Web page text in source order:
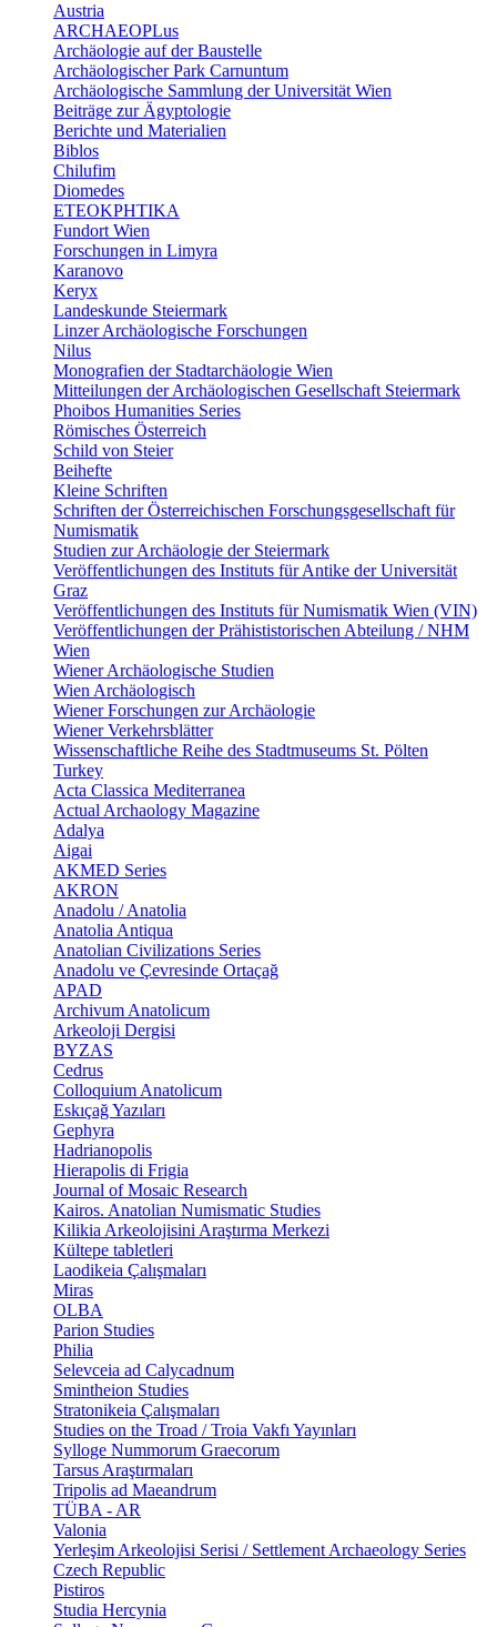
Austria
ARCHAEOPLus
Archäologie auf der Baustelle
Archäologischer Park Carnuntum
Archäologische Sammlung der Universität Wien
Beiträge zur Ägyptologie
Berichte und Materialien
Biblos
Chilufim
Diomedes
ETEOKPHTIKA
Fundort Wien
Forschungen in Limyra
Karanovo
Keryx
Landeskunde Steiermark
Linzer Archäologische Forschungen
Nilus
Monografien der Stadtarchäologie Wien
Mitteilungen der Archäologischen Gesellschaft Steiermark
Phoibos Humanities Series
Römisches Österreich
Schild von Steier
Beihefte
Kleine Schriften
Schriften der Österreichischen Forschungsgesellschaft für
Numismatik
Studien zur Archäologie der Steiermark
Veröffentlichungen des Instituts für Antike der Universität
Graz
Veröffentlichungen des Instituts für Numismatik Wien (VIN)
Veröffentlichungen der Prähististorischen Abteilung / NHM
Wien
Wiener Archäologische Studien
Wien Archäologisch
Wiener Forschungen zur Archäologie
Wiener Verkehrsblätter
Wissenschaftliche Reihe des Stadtmuseums St. Pölten
Turkey
Acta Classica Mediterranea
Actual Archaology Magazine
Adalya
Aigai
AKMED Series
AKRON
Anadolu / Anatolia
Anatolia Antiqua
Anatolian Civilizations Series
Anadolu ve Çevresinde Ortaçağ
APAD
Archivum Anatolicum
Arkeoloji Dergisi
BYZAS
Cedrus
Colloquium Anatolicum
Eskıçağ Yazıları
Gephyra
Hadrianopolis
Hierapolis di Frigia
Journal of Mosaic Research
Kairos. Anatolian Numismatic Studies
Kilikia Arkeolojisini Araştırma Merkezi
Kültepe tabletleri
Laodikeia Çalışmaları
Miras
OLBA
Parion Studies
Philia
Selevceia ad Calycadnum
Smintheion Studies
Stratonikeia Çalışmaları
Studies on the Troad / Troia Vakfı Yayınları
Sylloge Nummorum Graecorum
Tarsus Araştırmaları
Tripolis ad Maeandrum
TÜBA - AR
Valonia
Yerleşim Arkeolojisi Serisi / Settlement Archaeology Series
Czech Republic
Pistiros
Studia Hercynia